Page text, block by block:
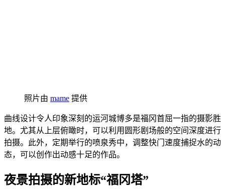
照片由 mame 提供
曲线设计令人印象深刻的运河城博多是福冈首屈一指的摄影胜
地。尤其从上层俯瞰时，可以利用圆形剧场般的空间深度进行
拍摄。此外，定期举行的喷泉秀中，调整快门速度捕捉水的动
态，可以创作出动感十足的作品。
夜景拍摄的新地标“福冈塔”